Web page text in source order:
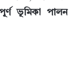
ভূমিকা পালন